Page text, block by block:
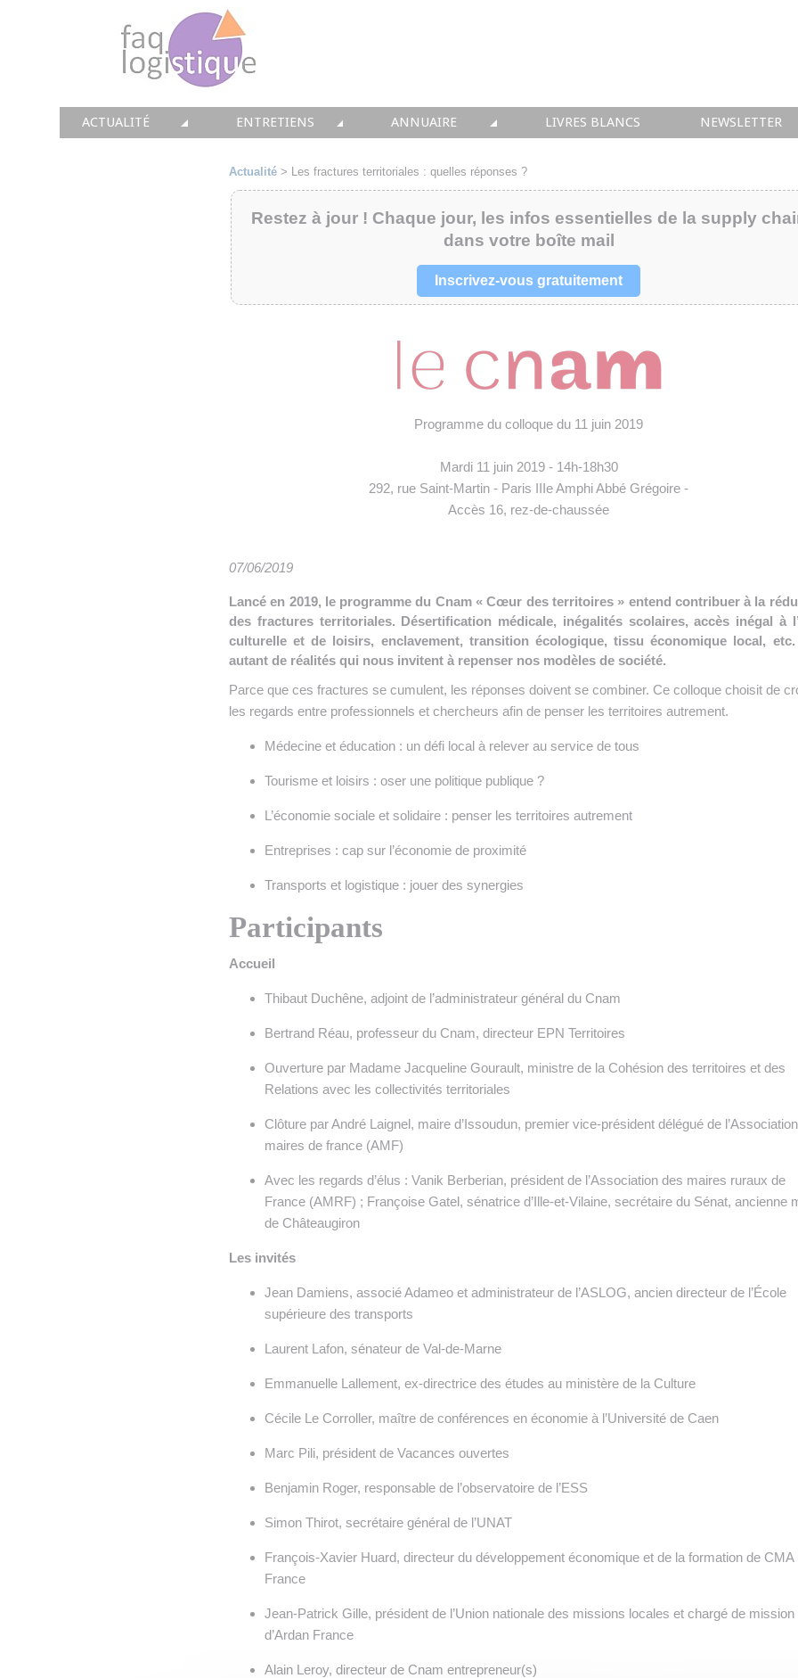
ACTUALITÉ ENTRETIENS
👉 PLANNING EDITORIAL
ANNUAIRE
• SOLUTIONS
• INTEGRATION
• IMMOBILIER
• RECRUTEMENT
LIVRES BLANCS NEWSLETTER
Actualité > Les fractures territoriales : quelles réponses ?
Restez à jour ! Chaque jour, les infos essentielles de la supply
dans votre boîte mail
Inscrivez-vous gratuitement
Programme du colloque du 11 juin 2019
Mardi 11 juin 2019 - 14h-18h30
292, rue Saint-Martin - Paris IIIe Amphi Abbé Grégoire -
Accès 16, rez-de-chaussée
07/06/2019
Lancé en 2019, le programme du Cnam « Cœur des territoires » entend contribuer à la
des fractures territoriales. Désertification médicale, inégalités scolaires, accès inégal à
culturelle et de loisirs, enclavement, transition écologique, tissu économique local,
autant de réalités qui nous invitent à repenser nos modèles de société.
Parce que ces fractures se cumulent, les réponses doivent se combiner. Ce colloque choisit de
les regards entre professionnels et chercheurs afin de penser les territoires autrement.
Médecine et éducation : un défi local à relever au service de tous
Tourisme et loisirs : oser une politique publique ?
L’économie sociale et solidaire : penser les territoires autrement
Entreprises : cap sur l’économie de proximité
Transports et logistique : jouer des synergies
Participants
Accueil
Thibaut Duchêne, adjoint de l’administrateur général du Cnam
Bertrand Réau, professeur du Cnam, directeur EPN Territoires
Ouverture par Madame Jacqueline Gourault, ministre de la Cohésion des territoires et des
Relations avec les collectivités territoriales
Clôture par André Laignel, maire d’Issoudun, premier vice-président délégué de
maires de france (AMF)
Avec les regards d’élus : Vanik Berberian, président de l’Association des maires ruraux de
France (AMRF) ; Françoise Gatel, sénatrice d’Ille-et-Vilaine, secrétaire du Sénat, ancienne
de Châteaugiron
Les invités
Jean Damiens, associé Adameo et administrateur de l’ASLOG, ancien directeur de l’École
supérieure des transports
Laurent Lafon, sénateur de Val-de-Marne
Emmanuelle Lallement, ex-directrice des études au ministère de la Culture
Cécile Le Corroller, maître de conférences en économie à l’Université de Caen
Marc Pili, président de Vacances ouvertes
Benjamin Roger, responsable de l’observatoire de l’ESS
Simon Thirot, secrétaire général de l’UNAT
François-Xavier Huard, directeur du développement économique et de la formation de CMA
France
Jean-Patrick Gille, président de l’Union nationale des missions locales et chargé de mission
d’Ardan France
Alain Leroy, directeur de Cnam entrepreneur(s)